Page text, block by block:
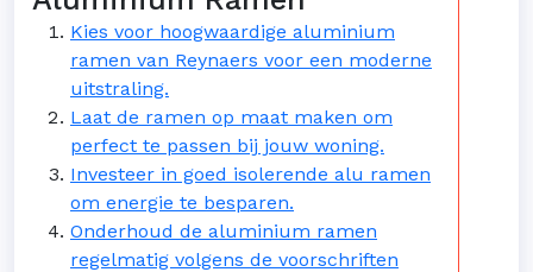
Kies voor hoogwaardige aluminium
ramen van Reynaers voor een moderne
uitstraling.
Laat de ramen op maat maken om
perfect te passen bij jouw woning.
Investeer in goed isolerende alu ramen
om energie te besparen.
Onderhoud de aluminium ramen
regelmatig volgens de voorschriften